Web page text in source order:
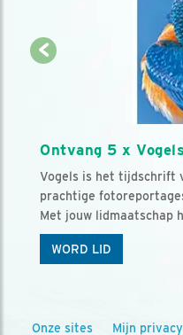
Ontvang 5 x
Vogels is het tijdschrift
prachtige
Met jouw lidmaatschap
WORD LID
Onze sites Mijn privacy